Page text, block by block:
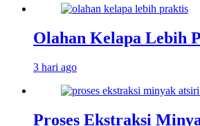
Olahan Kelapa Lebih
3 hari ago
Proses Ekstraksi